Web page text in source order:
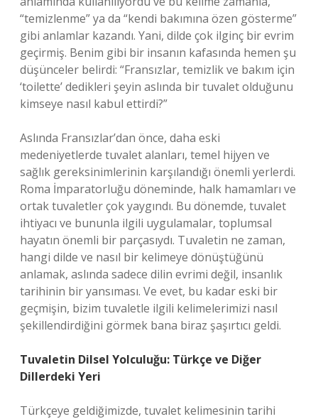
“temizlenme” ya da “kendi bakımına özen gösterme”
gibi anlamlar kazandı. Yani, dilde çok ilginç bir evrim
geçirmiş. Benim gibi bir insanın kafasında hemen şu
düşünceler belirdi: “Fransızlar, temizlik ve bakım için
‘toilette’ dedikleri şeyin aslında bir tuvalet olduğunu
kimseye nasıl kabul ettirdi?”
Aslında Fransızlar’dan önce, daha eski
medeniyetlerde tuvalet alanları, temel hijyen ve
sağlık gereksinimlerinin karşılandığı önemli yerlerdi.
Roma İmparatorluğu döneminde, halk hamamları ve
ortak tuvaletler çok yaygındı. Bu dönemde, tuvalet
ihtiyacı ve bununla ilgili uygulamalar, toplumsal
hayatın önemli bir parçasıydı. Tuvaletin ne zaman,
hangi dilde ve nasıl bir kelimeye dönüştüğünü
anlamak, aslında sadece dilin evrimi değil, insanlık
tarihinin bir yansıması. Ve evet, bu kadar eski bir
geçmişin, bizim tuvaletle ilgili kelimelerimizi nasıl
şekillendirdiğini görmek bana biraz şaşırtıcı geldi.
Tuvaletin Dilsel Yolculuğu: Türkçe ve Diğer
Dillerdeki Yeri
Türkçeye geldiğimizde, tuvalet kelimesinin tarihi